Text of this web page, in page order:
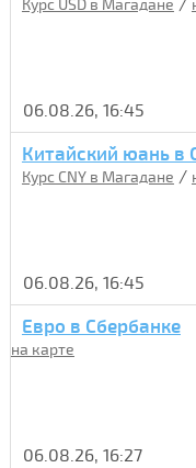
Курс USD в Магадане
06.08.26, 16:45
Китайский юань в
Курс CNY в Магадане /
06.08.26, 16:45
Евро в Сбербанке
на карте
06.08.26, 16:27